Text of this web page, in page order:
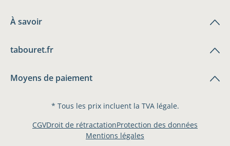
À savoir
tabouret.fr
Moyens de paiement
* Tous les prix incluent la TVA légale.
CGVDroit de rétractationProtection des données
Mentions légales